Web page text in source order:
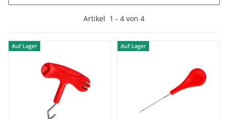
Artikel 1 - 4 von 4
Auf Lager Auf Lager